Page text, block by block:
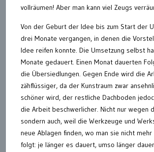
vollräumen! Aber man kann viel Zeugs
Von der Geburt der Idee bis zum Start der
drei Monate vergangen, in denen die
Idee reifen konnte. Die Umsetzung selbst
Monate gedauert. Einen Monat dauerten
die Übersiedlungen. Gegen Ende wird die
zähflüssiger, da der Kunstraum zwar
schöner wird, der restliche Dachboden
die Arbeit beschwerlicher. Nicht nur wegen
sondern auch, weil die Werkzeuge und
neue Ablagen finden, wo man sie nicht
folgt: je länger es dauert, umso länger